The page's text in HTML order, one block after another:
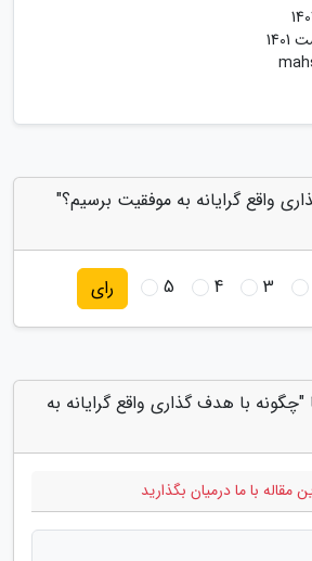
واقع گرایانه به موفقیت برسیم؟"
3
4
5 رای
با هدف گذاری واقع گرایانه به
مقاله با ما درمیان بگذارید